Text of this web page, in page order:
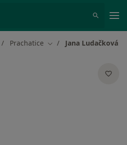
Prachatice Změna města
Jana Ludačková